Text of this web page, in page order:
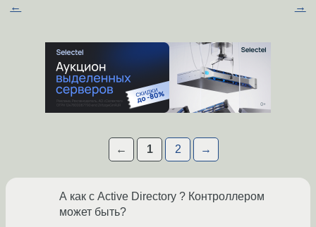
← →
← 1 2 →
А как с Active Directory ? Контроллером
может быть?